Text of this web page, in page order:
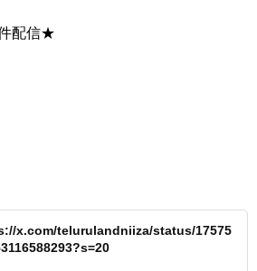
配信★
x.com/telurulandniiza/status/17575